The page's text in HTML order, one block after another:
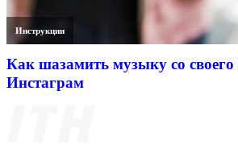
Инструкции
Как шазамить музыку со своего
Инстаграм